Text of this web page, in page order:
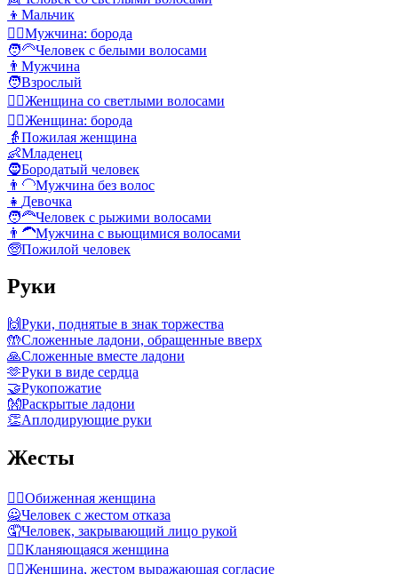
👦 Мальчик
🧔‍♂️Мужчина: борода
🧑‍🦳Человек с белыми волосами
👨 Мужчина
🧑Взрослый
👱‍♀️Женщина со светлыми волосами
🧔‍♀️Женщина: борода
👵Пожилая женщина
👶Младенец
🧔Бородатый человек
👨‍🦲Мужчина без волос
👧 Девочка
🧑‍🦰Человек с рыжими волосами
👨‍🦱Мужчина с вьющимися волосами
🧓Пожилой человек
Руки
🙌Руки, поднятые в знак торжества
🤲Сложенные ладони, обращенные вверх
🙏Сложенные вместе ладони
🫶Руки в виде сердца
🤝Рукопожатие
👐Раскрытые ладони
👏Аплодирующие руки
Жесты
🙎‍♀️Обиженная женщина
🙅Человек с жестом отказа
🤦Человек, закрывающий лицо рукой
🙇‍♀️Кланяющаяся женщина
🙆‍♀️Женщина, жестом выражающая согласие